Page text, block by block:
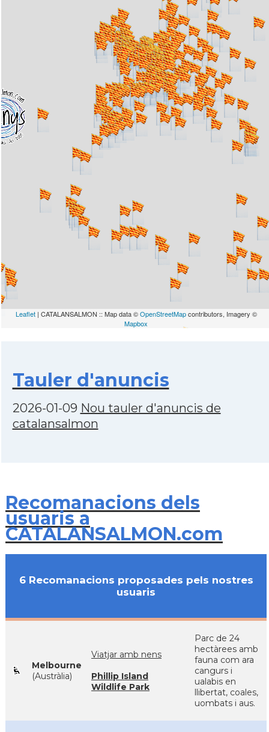
Leaflet| CATALANSALMON :: Map data ©OpenStreetMapcontributors, Imagery ©
Mapbox
Tauler d'anuncis
2026-01-09 Nou tauler d'anuncis de
catalansalmon
Recomanacions dels
usuaris a
CATALANSALMON.com
6 Recomanacions proposades pels nostres
usuaris
Melbourne
(Austràlia)
Viatjar amb nens
Phillip Island
Wildlife Park
Parc de 24
hectàrees amb
fauna com ara
cangurs i
ualabis en
llibertat, coales,
uombats i aus.